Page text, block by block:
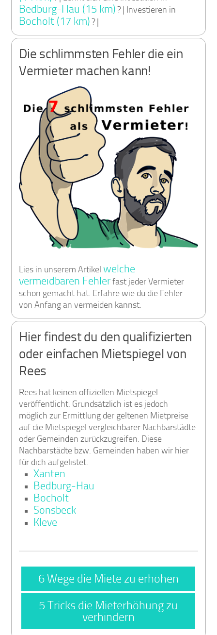
Bedburg-Hau (15 km)? | Investieren in
Bocholt (17 km)? |
Die schlimmsten Fehler die ein
Vermieter machen kann!
Lies in unserem Artikelwelche
vermeidbaren Fehlerfast jeder Vermieter
schon gemacht hat. Erfahre wie du die Fehler
von Anfang an vermeiden kannst.
Hier findest du den qualifizierten
oder einfachen Mietspiegel von
Rees
Rees hat keinen offiziellen Mietspiegel
veröffentlicht. Grundsätzlich ist es jedoch
möglich zur Ermittlung der geltenen Mietpreise
auf die Mietspiegel vergleichbarer Nachbarstädte
oder Gemeinden zurückzugreifen. Diese
Nachbarstädte bzw. Gemeinden haben wir hier
für dich aufgelistet.
Xanten
Bedburg-Hau
Bocholt
Sonsbeck
Kleve
6 Wege die Miete zu erhöhen
5 Tricks die Mieterhöhung zu
verhindern